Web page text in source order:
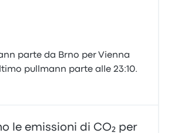
parte da Brno per Vienna
pullmann parte alle 23:10.
le emissioni di CO₂ per